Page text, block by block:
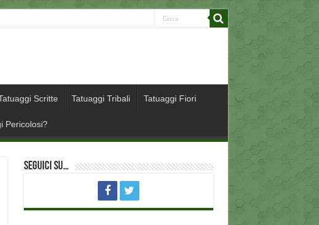
Scritte Tatuaggi Tribali Tatuaggi Fiori
Pericolosi?
Seguici su…